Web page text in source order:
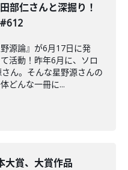
部仁さんと深掘り！
源論』が6月17日に発
活動！昨年6月に、ソロ
ん。そんな星野源さんの
どんな一冊に...
大賞、大賞作品